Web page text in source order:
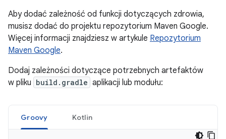
Aby dodać zależność od funkcji dotyczących zdrowia,
musisz dodać do projektu repozytorium Maven Google.
Więcej informacji znajdziesz w artykule Repozytorium
Maven Google.
Dodaj zależności dotyczące potrzebnych artefaktów
w pliku build.gradle aplikacji lub modułu:
Groovy Kotlin